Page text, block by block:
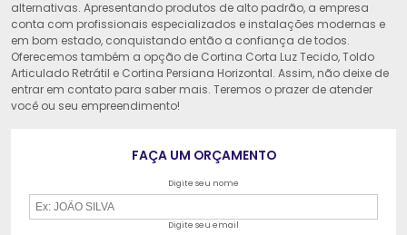
alternativas. Apresentando produtos de alto padrão, a empresa
conta com profissionais especializados e instalações modernas e
em bom estado, conquistando então a confiança de todos.
Oferecemos também a opção de Cortina Corta Luz Tecido, Toldo
Articulado Retrátil e Cortina Persiana Horizontal. Assim, não deixe de
entrar em contato para saber mais. Teremos o prazer de atender
você ou seu empreendimento!
FAÇA UM ORÇAMENTO
Digite seu nome
Digite seu email